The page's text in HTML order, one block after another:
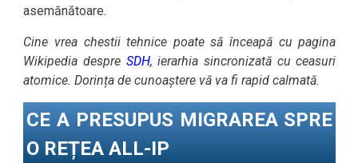
asemănătoare.
Cine vrea chestii tehnice poate să înceapă cu pagina
Wikipedia despre SDH, ierarhia sincronizată cu ceasuri
atomice. Dorința de cunoaștere vă va fi rapid calmată.
CE A PRESUPUS MIGRAREA SPRE
O REȚEA ALL-IP